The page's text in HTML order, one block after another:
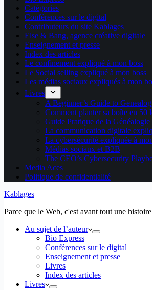
Catégories
Conférences sur le digital
Contributeurs du site Kablages
Else & Bang, agence créative digitale
Enseignement et presse
Index des articles
Le confinement expliqué à mon boss
Le Social selling expliqué à mon boss
Les médias sociaux expliqués à mon
Livres
A Beginner’s Guide to
Comment planter sa boîte en 50
Guide Pratique de la Généalogie
La communication digitale
La cybersécurité expliquée à
Médias sociaux et B2B
The CEO’s Cybersecurity
Media Aces
Politique de confidentialité
Kablages
Parce que le Web, c'est avant tout une
Au sujet de l’auteur
Bio Express
Conférences sur le digital
Enseignement et presse
Livres
Index des articles
Livres